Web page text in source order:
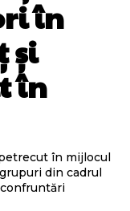
în
și
în
în mijlocul
din cadrul